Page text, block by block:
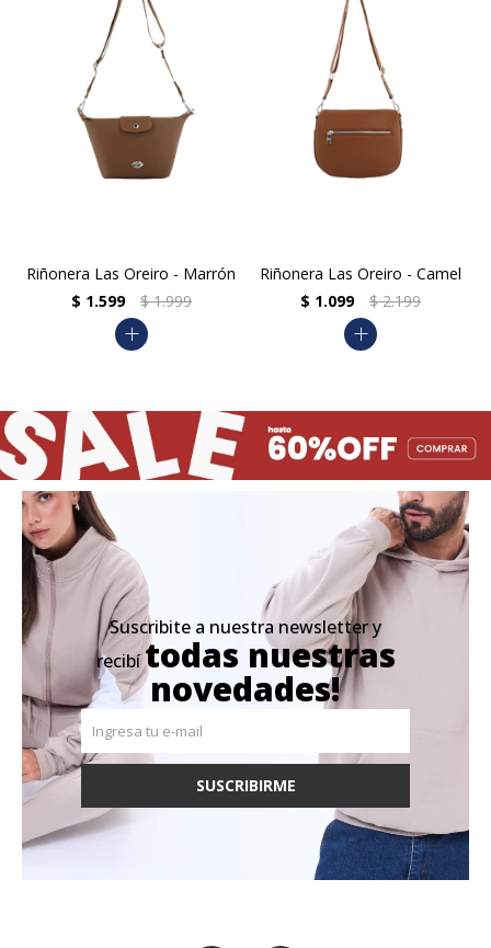
Riñonera Las Oreiro - Marrón
$ 1.599 $ 1.999
add
Riñonera Las Oreiro - Camel
$ 1.099 $ 2.199
add
Suscribite a nuestra newsletter y
recibítodas nuestras
novedades!
SUSCRIBIRME